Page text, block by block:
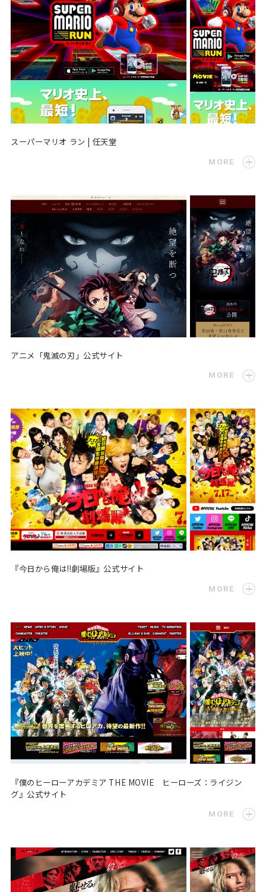
スーパーマリオ ラン | 任天堂
MORE
アニメ「鬼滅の刃」公式サイト
MORE
『今日から俺は!!劇場版』公式サイト
MORE
『僕のヒーローアカデミア THE MOVIE ヒーローズ：ライジン
グ』公式サイト
MORE